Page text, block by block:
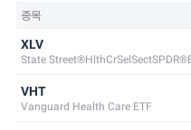
종목
XLV
State
VHT
Vanguard Health Care ETF